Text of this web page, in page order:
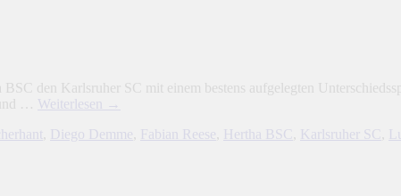
den Karlsruher SC mit einem bestens aufgelegten
… Weiterlesen
→
Diego Demme Fabian Reese Hertha BSC Karlsruher SC